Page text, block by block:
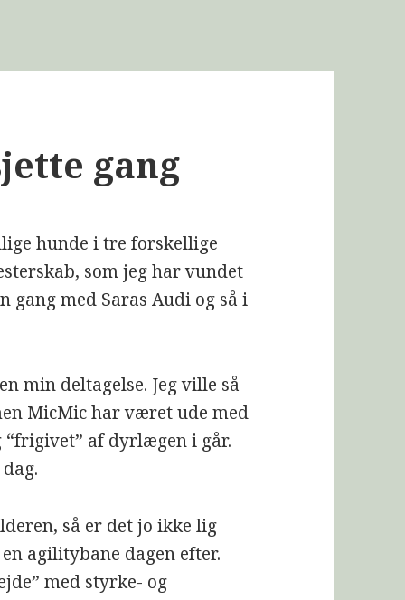
gang
hunde i tre forskellige
som jeg har vundet
med Saras Audi og så i
min deltagelse. Jeg ville så
MicMic har været ude med
“frigivet” af dyrlægen i går.
så er det jo ikke lig
agilitybane dagen efter.
med styrke- og